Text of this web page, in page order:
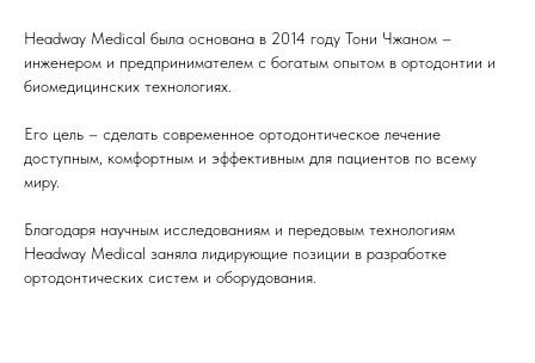
Headway Medical была основана в 2014 году Тони Чжаном –
инженером и предпринимателем с богатым опытом в ортодонтии и
биомедицинских технологиях.
Его цель – сделать современное ортодонтическое лечение
доступным, комфортным и эффективным для пациентов по всему
миру.
Благодаря научным исследованиям и передовым технологиям
Headway Medical заняла лидирующие позиции в разработке
ортодонтических систем и оборудования.